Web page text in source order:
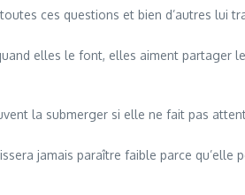
ces questions et bien d’autres lui
elles le font, elles aiment partager
la submerger si elle ne fait pas
jamais paraître faible parce